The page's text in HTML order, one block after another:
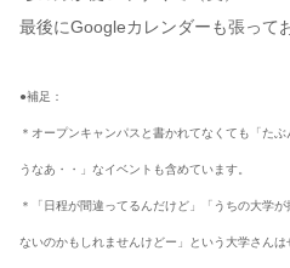
最後にGoogleカレンダーも張って
●補足：
＊オープンキャンパスと書かれてなくても「た
うなあ・・」なイベントも含めています。
＊「日程が間違ってるんだけど」「うちの大学
ないのかもしれませんけどー」という大学さんは